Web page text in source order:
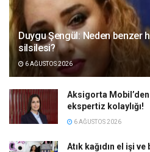
Duygu Şengül: Neden benzer
silsilesi?
6 AĞUSTOS 2026
Aksigorta
ekspertiz kolaylığı!
6 AĞUSTOS 2026
Atık kağıdın el işi